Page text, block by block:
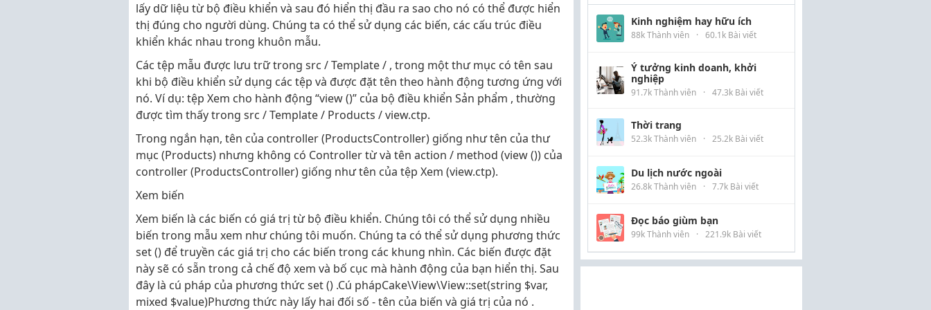
lấy dữ liệu từ bộ điều khiển và sau đó hiển thị đầu ra sao cho nó có thể được hiển
thị đúng cho người dùng. Chúng ta có thể sử dụng các biến, các cấu trúc điều
khiển khác nhau trong khuôn mẫu.
Các tệp mẫu được lưu trữ trong src / Template / , trong một thư mục có tên sau
khi bộ điều khiển sử dụng các tệp và được đặt tên theo hành động tương ứng với
nó. Ví dụ: tệp Xem cho hành động “view ()” của bộ điều khiển Sản phẩm , thường
được tìm thấy trong src / Template / Products / view.ctp.
Trong ngắn hạn, tên của controller (ProductsController) giống như tên của thư
mục (Products) nhưng không có Controller từ và tên action / method (view ()) của
controller (ProductsController) giống như tên của tệp Xem (view.ctp).
Xem biến
Xem biến là các biến có giá trị từ bộ điều khiển. Chúng tôi có thể sử dụng nhiều
biến trong mẫu xem như chúng tôi muốn. Chúng ta có thể sử dụng phương thức
set () để truyền các giá trị cho các biến trong các khung nhìn. Các biến được đặt
này sẽ có sẵn trong cả chế độ xem và bố cục mà hành động của bạn hiển thị. Sau
đây là cú pháp của phương thức set () .Cú phápCake\View\View::set(string $var,
mixed $value)Phương thức này lấy hai đối số - tên của biến và giá trị của nó .
Kinh nghiệm hay hữu ích
88k Thành viên · 60.1k Bài viết
Ý tưởng kinh doanh, khởi
nghiệp
91.7k Thành viên · 47.3k Bài viết
Thời trang
52.3k Thành viên · 25.2k Bài viết
Du lịch nước ngoài
26.8k Thành viên · 7.7k Bài viết
Đọc báo giùm bạn
99k Thành viên · 221.9k Bài viết